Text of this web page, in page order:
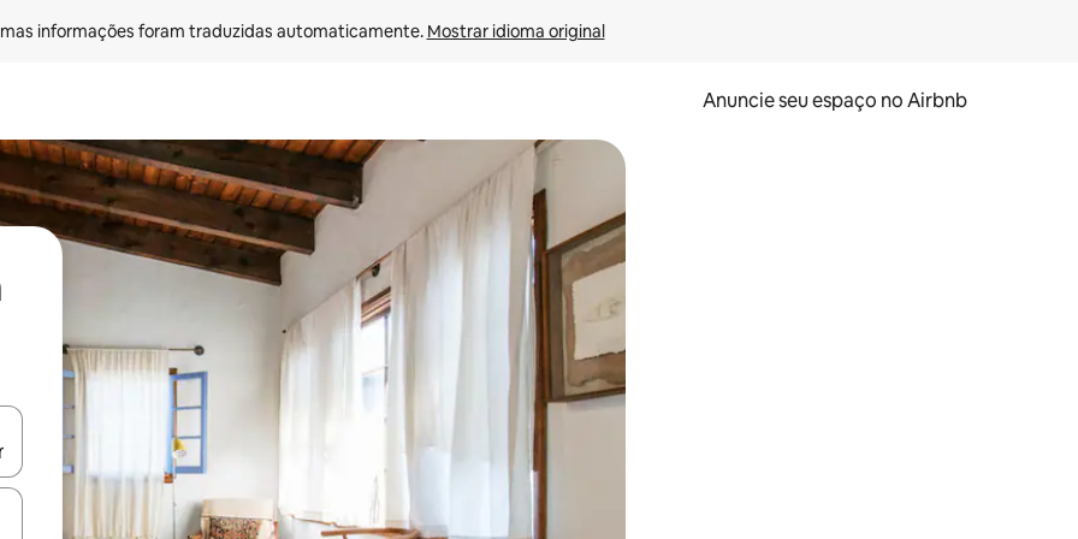
informações foram traduzidas automaticamente. Mostrar idioma original
Anuncie seu espaço no Airbnb
os usando as seta para cima e para baixo do teclado ou tocando e deslizando o dedo na tela.